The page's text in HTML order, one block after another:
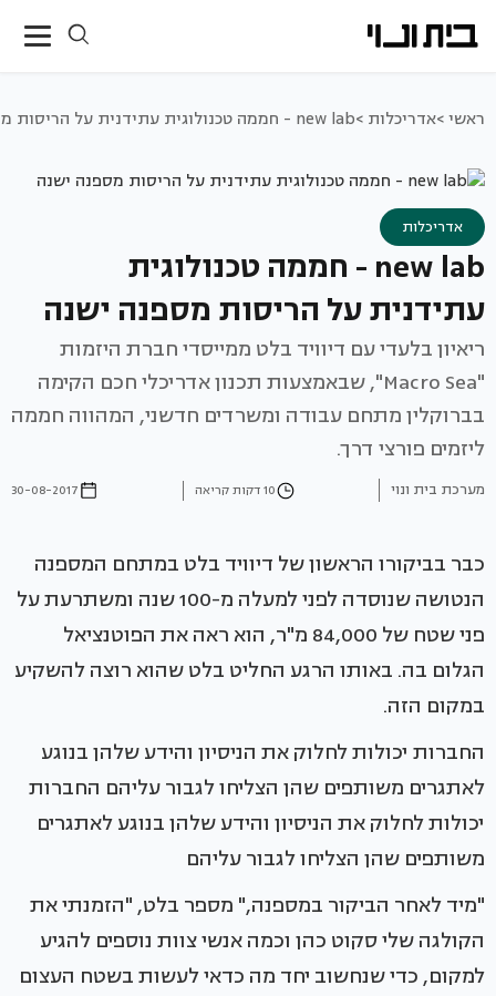
ראשי >אדריכלות >new lab - חממה טכנולוגית עתידנית על הריסות מספנה ישנה
אדריכלות
new lab - חממה טכנולוגית
עתידנית על הריסות מספנה ישנה
ריאיון בלעדי עם דיוויד בלט ממייסדי חברת היזמות
"Macro Sea", שבאמצעות תכנון אדריכלי חכם הקימה
בברוקלין מתחם עבודה ומשרדים חדשני, המהווה חממה
ליזמים פורצי דרך.
מערכת בית ונוי 10 דקות קריאה 30-08-2017
כבר בביקורו הראשון של דיוויד בלט במתחם המספנה
הנטושה שנוסדה לפני למעלה מ-100 שנה ומשתרעת על
פני שטח של 84,000 מ"ר, הוא ראה את הפוטנציאל
הגלום בה. באותו הרגע החליט בלט שהוא רוצה להשקיע
במקום הזה.
החברות יכולות לחלוק את הניסיון והידע שלהן בנוגע
לאתגרים משותפים שהן הצליחו לגבור עליהם החברות
יכולות לחלוק את הניסיון והידע שלהן בנוגע לאתגרים
משותפים שהן הצליחו לגבור עליהם
"מיד לאחר הביקור במספנה," מספר בלט, "הזמנתי את
הקולגה שלי סקוט כהן וכמה אנשי צוות נוספים להגיע
למקום, כדי שנחשוב יחד מה כדאי לעשות בשטח העצום